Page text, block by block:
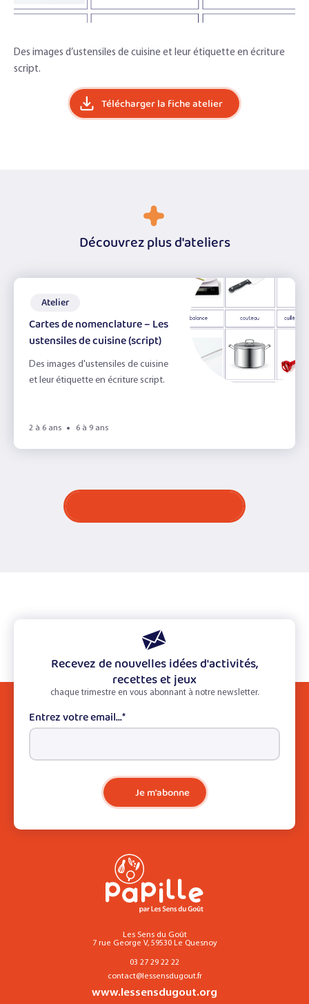
Des images d’ustensiles de cuisine et leur étiquette en écriture
script.
Télécharger la fiche atelier
Découvrez plus d'ateliers
Atelier
Cartes de nomenclature – Les
ustensiles de cuisine (script)
Des images d'ustensiles de cuisine
et leur étiquette en écriture script.
2 à 6 ans 6 à 9 ans
Recevez de nouvelles idées d'activités,
recettes et jeux
chaque trimestre en vous abonnant à notre newsletter.
Entrez votre email...*
Je m'abonne
Les Sens du Goût
7 rue George V, 59530 Le Quesnoy
03 27 29 22 22
contact@lessensdugout.fr
www.lessensdugout.org